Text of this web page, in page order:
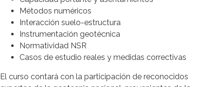
Métodos numéricos
Interacción suelo-estructura
Instrumentación geotécnica
Normatividad NSR
Casos de estudio reales y medidas correctivas
El curso contará con la participación de reconocidos